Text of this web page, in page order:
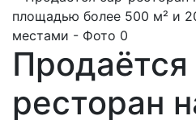
ресторан